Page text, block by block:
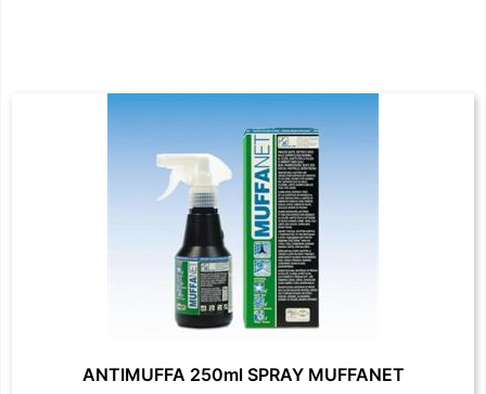
ANTIMUFFA 250ml SPRAY MUFFANET